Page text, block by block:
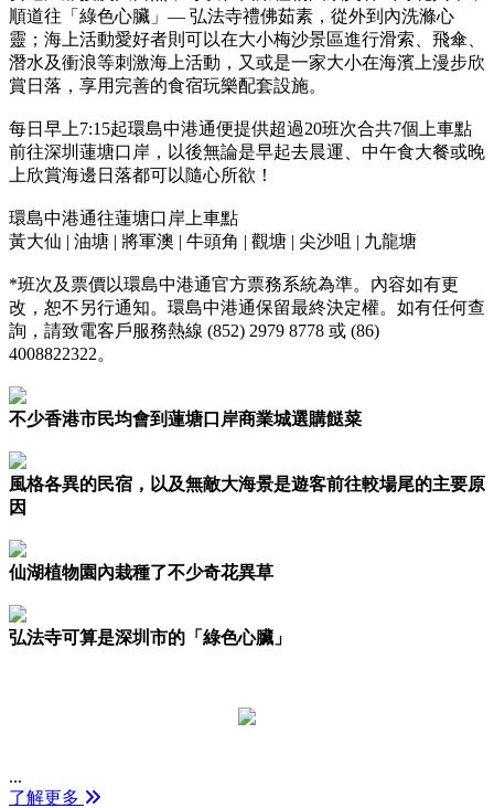
順道往「綠色心臟」— 弘法寺禮佛茹素，從外到內洗滌心
靈；海上活動愛好者則可以在大小梅沙景區進行滑索、飛傘、
潛水及衝浪等刺激海上活動，又或是一家大小在海濱上漫步欣
賞日落，享用完善的食宿玩樂配套設施。
每日早上7:15起環島中港通便提供超過20班次合共7個上車點
前往深圳蓮塘口岸，以後無論是早起去晨運、中午食大餐或晚
上欣賞海邊日落都可以隨心所欲！
環島中港通往蓮塘口岸上車點
黃大仙 | 油塘 | 將軍澳 | 牛頭角 | 觀塘 | 尖沙咀 | 九龍塘
*班次及票價以環島中港通官方票務系統為準。內容如有更
改，恕不另行通知。環島中港通保留最終決定權。如有任何查
詢，請致電客戶服務熱線 (852) 2979 8778 或 (86)
4008822322。
不少香港市民均會到蓮塘口岸商業城選購餸菜
風格各異的民宿，以及無敵大海景是遊客前往較場尾的主要原
因
仙湖植物園內栽種了不少奇花異草
弘法寺可算是深圳市的「綠色心臟」
...
了解更多